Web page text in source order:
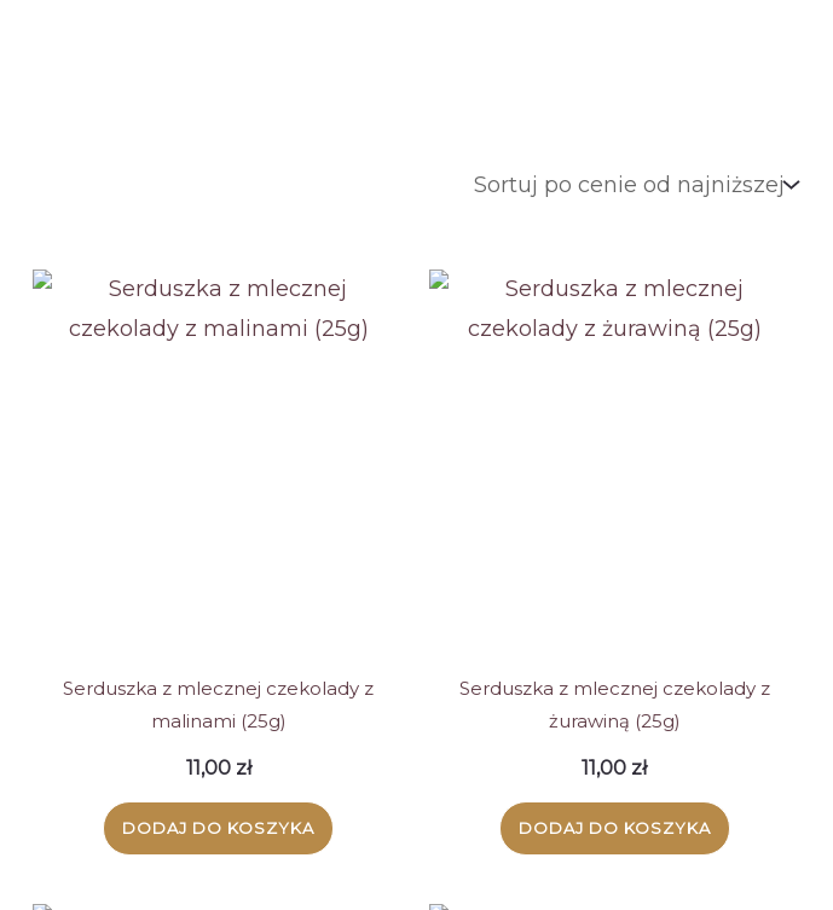
Serduszka z mlecznej czekolady z
malinami (25g)
11,00 zł
DODAJ DO KOSZYKA
Serduszka z mlecznej czekolady z
żurawiną (25g)
11,00 zł
DODAJ DO KOSZYKA